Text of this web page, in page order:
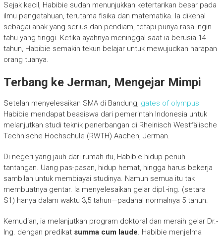
Sejak kecil, Habibie sudah menunjukkan ketertarikan besar pada
ilmu pengetahuan, terutama fisika dan matematika. Ia dikenal
sebagai anak yang serius dan pendiam, tetapi punya rasa ingin
tahu yang tinggi. Ketika ayahnya meninggal saat ia berusia 14
tahun, Habibie semakin tekun belajar untuk mewujudkan harapan
orang tuanya.
Terbang ke Jerman, Mengejar Mimpi
Setelah menyelesaikan SMA di Bandung, gates of olympus
Habibie mendapat beasiswa dari pemerintah Indonesia untuk
melanjutkan studi teknik penerbangan di Rheinisch Westfälische
Technische Hochschule (RWTH) Aachen, Jerman.
Di negeri yang jauh dari rumah itu, Habibie hidup penuh
tantangan. Uang pas-pasan, hidup hemat, hingga harus bekerja
sambilan untuk membiayai studinya. Namun semua itu tak
membuatnya gentar. Ia menyelesaikan gelar dipl.-ing. (setara
S1) hanya dalam waktu 3,5 tahun—padahal normalnya 5 tahun.
Kemudian, ia melanjutkan program doktoral dan meraih gelar Dr.-
Ing. dengan predikat summa cum laude. Habibie menjelma